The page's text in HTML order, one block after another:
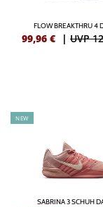
FLOW BREAKTHRU 4
99,96 € | UVP
NEW
SABRINA 3 SCHUH